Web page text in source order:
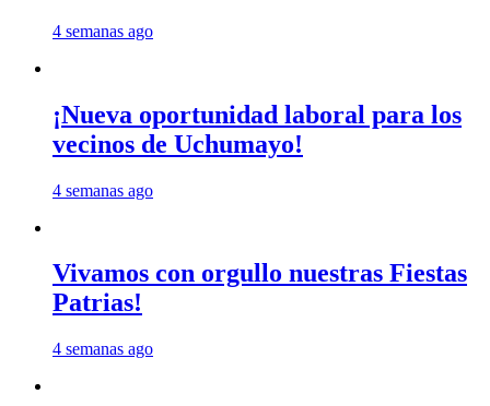
4 semanas ago
¡Nueva oportunidad laboral para los
vecinos de Uchumayo!
4 semanas ago
Vivamos con orgullo nuestras Fiestas
Patrias!
4 semanas ago